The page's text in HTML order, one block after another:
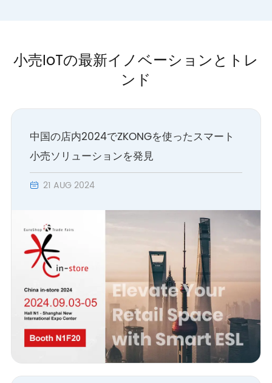
小売IoTの最新イノベーションとトレ
ンド
中国の店内2024でZKONGを使ったスマート
小売ソリューションを発見
 21 AUG 2024